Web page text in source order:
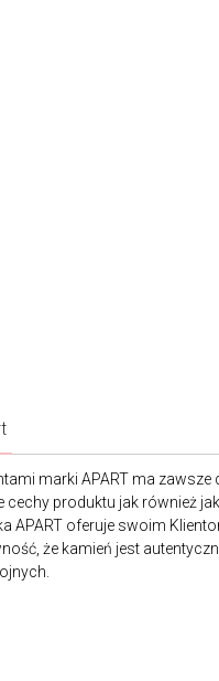
marki APART ma
cechy produktu jak również
APART oferuje swoim
że kamień jest